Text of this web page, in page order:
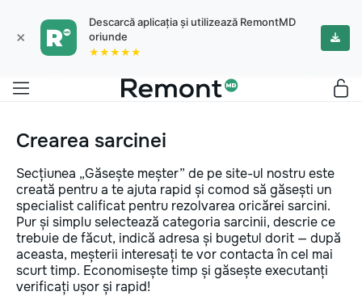
×
Descarcă aplicația și utilizează RemontMD
oriunde
★★★★★
Crearea sarcinei
Secțiunea „Găsește meșter” de pe site-ul nostru este
creată pentru a te ajuta rapid și comod să găsești un
specialist calificat pentru rezolvarea oricărei sarcini.
Pur și simplu selectează categoria sarcinii, descrie ce
trebuie de făcut, indică adresa și bugetul dorit — după
aceasta, meșterii interesați te vor contacta în cel mai
scurt timp. Economisește timp și găsește executanți
verificați ușor și rapid!